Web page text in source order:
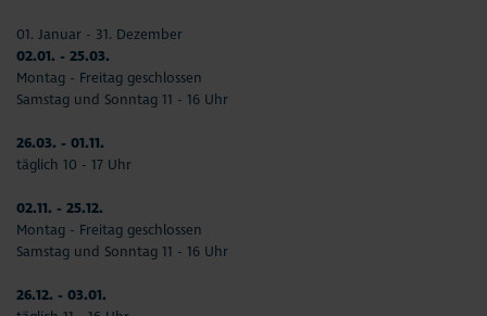
01. Januar - 31. Dezember
02.01. - 25.03.
Montag - Freitag geschlossen
Samstag und Sonntag 11 - 16 Uhr
26.03. - 01.11.
täglich 10 - 17 Uhr
02.11. - 25.12.
Montag - Freitag geschlossen
Samstag und Sonntag 11 - 16 Uhr
26.12. - 03.01.